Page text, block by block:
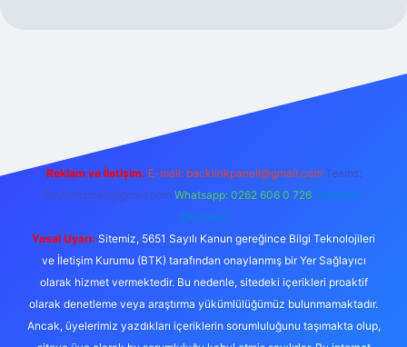
Reklam ve İletişim: E-mail: backlinkpaneli@gmail.com Teams:
forumhizmeti@gmail.com Whatsapp: 0262 606 0 726 Telegram:
@karabul
Yasal Uyarı: Sitemiz, 5651 Sayılı Kanun gereğince Bilgi Teknolojileri
ve İletişim Kurumu (BTK) tarafından onaylanmış bir Yer Sağlayıcı
olarak hizmet vermektedir. Bu nedenle, sitedeki içerikleri proaktif
olarak denetleme veya araştırma yükümlülüğümüz bulunmamaktadır.
Ancak, üyelerimiz yazdıkları içeriklerin sorumluluğunu taşımakta olup,